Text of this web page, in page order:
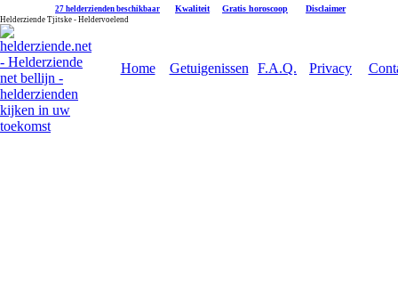
27 helderzienden beschikbaar Kwaliteit Gratis horoscoop Disclaimer
Helderziende Tjitske - Heldervoelend
Home Getuigenissen F.A.Q. Privacy